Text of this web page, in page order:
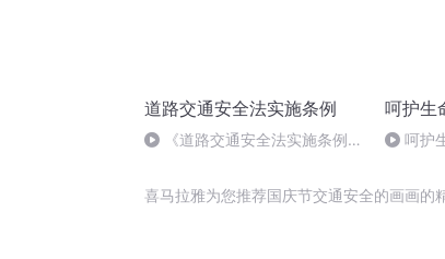
道路交通安全法实施条例
《道路交通安全法实施条例》
呵护生
呵护
喜马拉雅为您推荐国庆节交通安全的画画的